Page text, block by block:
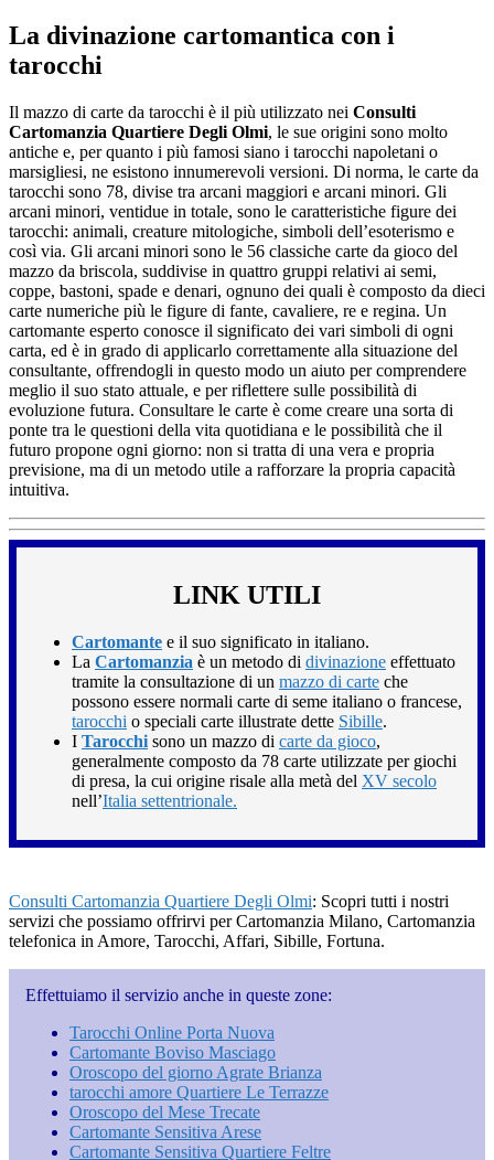
La divinazione cartomantica con i
tarocchi
Il mazzo di carte da tarocchi è il più utilizzato nei Consulti
Cartomanzia Quartiere Degli Olmi, le sue origini sono molto
antiche e, per quanto i più famosi siano i tarocchi napoletani o
marsigliesi, ne esistono innumerevoli versioni. Di norma, le carte da
tarocchi sono 78, divise tra arcani maggiori e arcani minori. Gli
arcani minori, ventidue in totale, sono le caratteristiche figure dei
tarocchi: animali, creature mitologiche, simboli dell’esoterismo e
così via. Gli arcani minori sono le 56 classiche carte da gioco del
mazzo da briscola, suddivise in quattro gruppi relativi ai semi,
coppe, bastoni, spade e denari, ognuno dei quali è composto da dieci
carte numeriche più le figure di fante, cavaliere, re e regina. Un
cartomante esperto conosce il significato dei vari simboli di ogni
carta, ed è in grado di applicarlo correttamente alla situazione del
consultante, offrendogli in questo modo un aiuto per comprendere
meglio il suo stato attuale, e per riflettere sulle possibilità di
evoluzione futura. Consultare le carte è come creare una sorta di
ponte tra le questioni della vita quotidiana e le possibilità che il
futuro propone ogni giorno: non si tratta di una vera e propria
previsione, ma di un metodo utile a rafforzare la propria capacità
intuitiva.
LINK UTILI
Cartomante e il suo significato in italiano.
La Cartomanzia è un metodo di divinazione effettuato
tramite la consultazione di un mazzo di carte che
possono essere normali carte di seme italiano o francese,
tarocchi o speciali carte illustrate dette Sibille.
I Tarocchi sono un mazzo di carte da gioco,
generalmente composto da 78 carte utilizzate per giochi
di presa, la cui origine risale alla metà del XV secolo
nell’Italia settentrionale.
Consulti Cartomanzia Quartiere Degli Olmi: Scopri tutti i nostri
servizi che possiamo offrirvi per Cartomanzia Milano, Cartomanzia
telefonica in Amore, Tarocchi, Affari, Sibille, Fortuna.
Effettuiamo il servizio anche in queste zone:
Tarocchi Online Porta Nuova
Cartomante Boviso Masciago
Oroscopo del giorno Agrate Brianza
tarocchi amore Quartiere Le Terrazze
Oroscopo del Mese Trecate
Cartomante Sensitiva Arese
Cartomante Sensitiva Quartiere Feltre